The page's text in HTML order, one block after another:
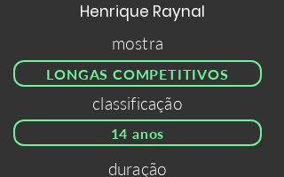
Henrique Raynal
mostra
LONGAS COMPETITIVOS
classificação
14 anos
duração